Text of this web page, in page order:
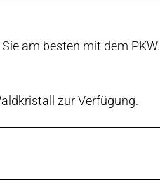
am besten mit dem PKW.
zur Verfügung.